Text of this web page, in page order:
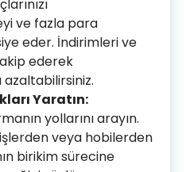
ve fazla para
eder. İndirimleri ve
ederek
azaltabilirsiniz.
Yaratın:
yollarını arayın.
veya hobilerden
birikim sürecine